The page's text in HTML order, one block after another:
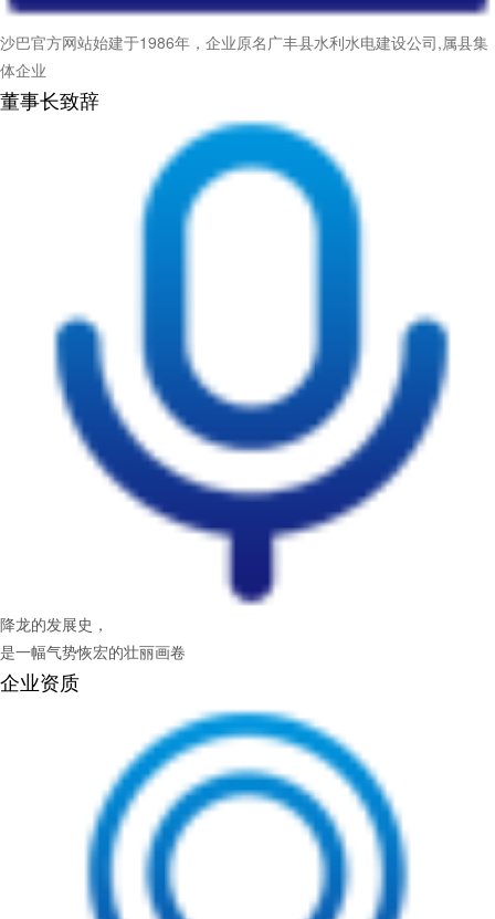
沙巴官方网站始建于1986年，企业原名广丰县水利水电建设公司,属县集
体企业
董事长致辞
降龙的发展史，
是一幅气势恢宏的壮丽画卷
企业资质